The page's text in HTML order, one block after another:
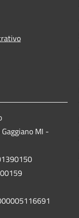
MI -